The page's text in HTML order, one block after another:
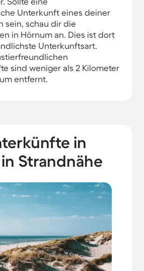
Unterkunft eines deiner
sein, schau dir die
in Hörnum an. Dies ist dort
Unterkunftsart.
sind weniger als 2 Kilometer
entfernt.
in
Strandnähe